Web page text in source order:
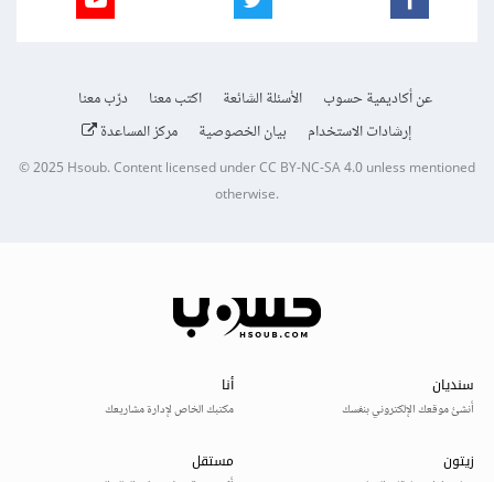
عن أكاديمية حسوب الأسئلة الشائعة اكتب معنا
درّب معنا
إرشادات الاستخدام
بيان الخصوصية مركز المساعدة
© 2025Hsoub.Content licensed underCC BY-NC-SA 4.0unless mentioned
otherwise.